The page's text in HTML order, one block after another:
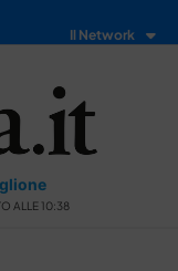
Il Network
ALLE 10:38